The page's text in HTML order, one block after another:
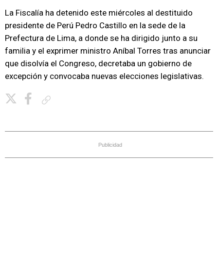
La Fiscalía ha detenido este miércoles al destituido
presidente de Perú Pedro Castillo en la sede de la
Prefectura de Lima, a donde se ha dirigido junto a su
familia y el exprimer ministro Aníbal Torres tras anunciar
que disolvía el Congreso, decretaba un gobierno de
excepción y convocaba nuevas elecciones legislativas.
Publicidad